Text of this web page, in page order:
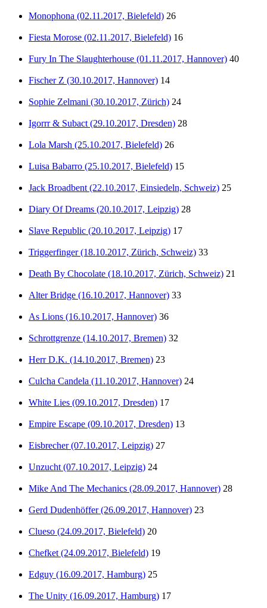
Monophona (02.11.2017, Bielefeld) 26
Fiesta Morose (02.11.2017, Bielefeld) 16
Fury In The Slaughterhouse (01.11.2017, Hannover) 40
Fischer Z (30.10.2017, Hannover) 14
Sophie Zelmani (30.10.2017, Zürich) 24
Igorrr & Subact (29.10.2017, Dresden) 28
Lola Marsh (25.10.2017, Bielefeld) 26
Luisa Babarro (25.10.2017, Bielefeld) 15
Jack Broadbent (22.10.2017, Einsiedeln, Schweiz) 25
Diary Of Dreams (20.10.2017, Leipzig) 28
Slave Republic (20.10.2017, Leipzig) 17
Triggerfinger (18.10.2017, Zürich, Schweiz) 33
Death By Chocolate (18.10.2017, Zürich, Schweiz) 21
Alter Bridge (16.10.2017, Hannover) 33
As Lions (16.10.2017, Hannover) 36
Schrottgrenze (14.10.2017, Bremen) 32
Herr D.K. (14.10.2017, Bremen) 23
Culcha Candela (11.10.2017, Hannover) 24
White Lies (09.10.2017, Dresden) 17
Empire Escape (09.10.2017, Dresden) 13
Eisbrecher (07.10.2017, Leipzig) 27
Unzucht (07.10.2017, Leipzig) 24
Mike And The Mechanics (28.09.2017, Hannover) 28
Gerd Dudenhöffer (26.09.2017, Hannover) 23
Clueso (24.09.2017, Bielefeld) 20
Chefket (24.09.2017, Bielefeld) 19
Edguy (16.09.2017, Hamburg) 25
The Unity (16.09.2017, Hamburg) 17